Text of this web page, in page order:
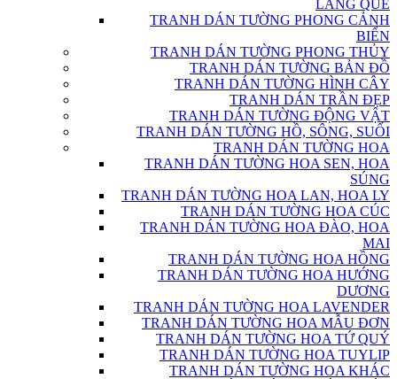
LÀNG QUÊ
TRANH DÁN TƯỜNG PHONG CẢNH
BIỂN
TRANH DÁN TƯỜNG PHONG THỦY
TRANH DÁN TƯỜNG BẢN ĐỒ
TRANH DÁN TƯỜNG HÌNH CÂY
TRANH DÁN TRẦN ĐẸP
TRANH DÁN TƯỜNG ĐỘNG VẬT
TRANH DÁN TƯỜNG HỒ, SÔNG, SUỐI
TRANH DÁN TƯỜNG HOA
TRANH DÁN TƯỜNG HOA SEN, HOA
SÚNG
TRANH DÁN TƯỜNG HOA LAN, HOA LY
TRANH DÁN TƯỜNG HOA CÚC
TRANH DÁN TƯỜNG HOA ĐÀO, HOA
MAI
TRANH DÁN TƯỜNG HOA HỒNG
TRANH DÁN TƯỜNG HOA HƯỚNG
DƯƠNG
TRANH DÁN TƯỜNG HOA LAVENDER
TRANH DÁN TƯỜNG HOA MẪU ĐƠN
TRANH DÁN TƯỜNG HOA TỨ QUÝ
TRANH DÁN TƯỜNG HOA TUYLIP
TRANH DÁN TƯỜNG HOA KHÁC